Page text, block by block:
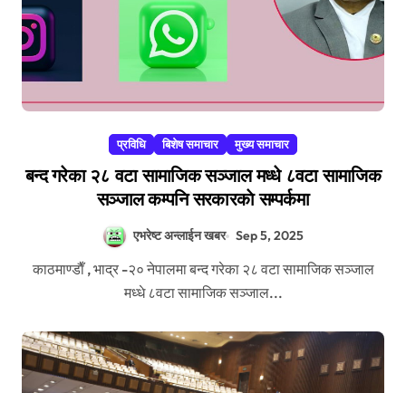
प्रविधि बिशेष समाचार मुख्य समाचार
बन्द गरेका २८ वटा सामाजिक सञ्जाल मध्धे ८वटा सामाजिक
सञ्जाल कम्पनि सरकारकाे सम्पर्कमा
एभरेष्ट अन्लाईन खबर Sep 5, 2025
काठमाण्डाैँ , भाद्र -२० नेपालमा बन्द गरेका २८ वटा सामाजिक सञ्जाल
मध्धे ८वटा सामाजिक सञ्जाल...